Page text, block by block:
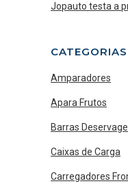
Jopauto testa a
Amparadores
Apara Frutos
Barras
Caixas de Carga
Carregadores